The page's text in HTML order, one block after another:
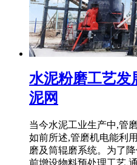
水泥粉磨工艺发
泥网
当今水泥工业生产中,管
如前所述,管磨机电能利
磨及筒辊磨系统。为了